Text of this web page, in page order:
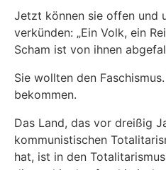
Jetzt können sie offen und
verkünden: „Ein Volk, ein
Scham ist von ihnen
Sie wollten den
bekommen.
Das Land, das vor dreißig
kommunistischen
hat, ist in den